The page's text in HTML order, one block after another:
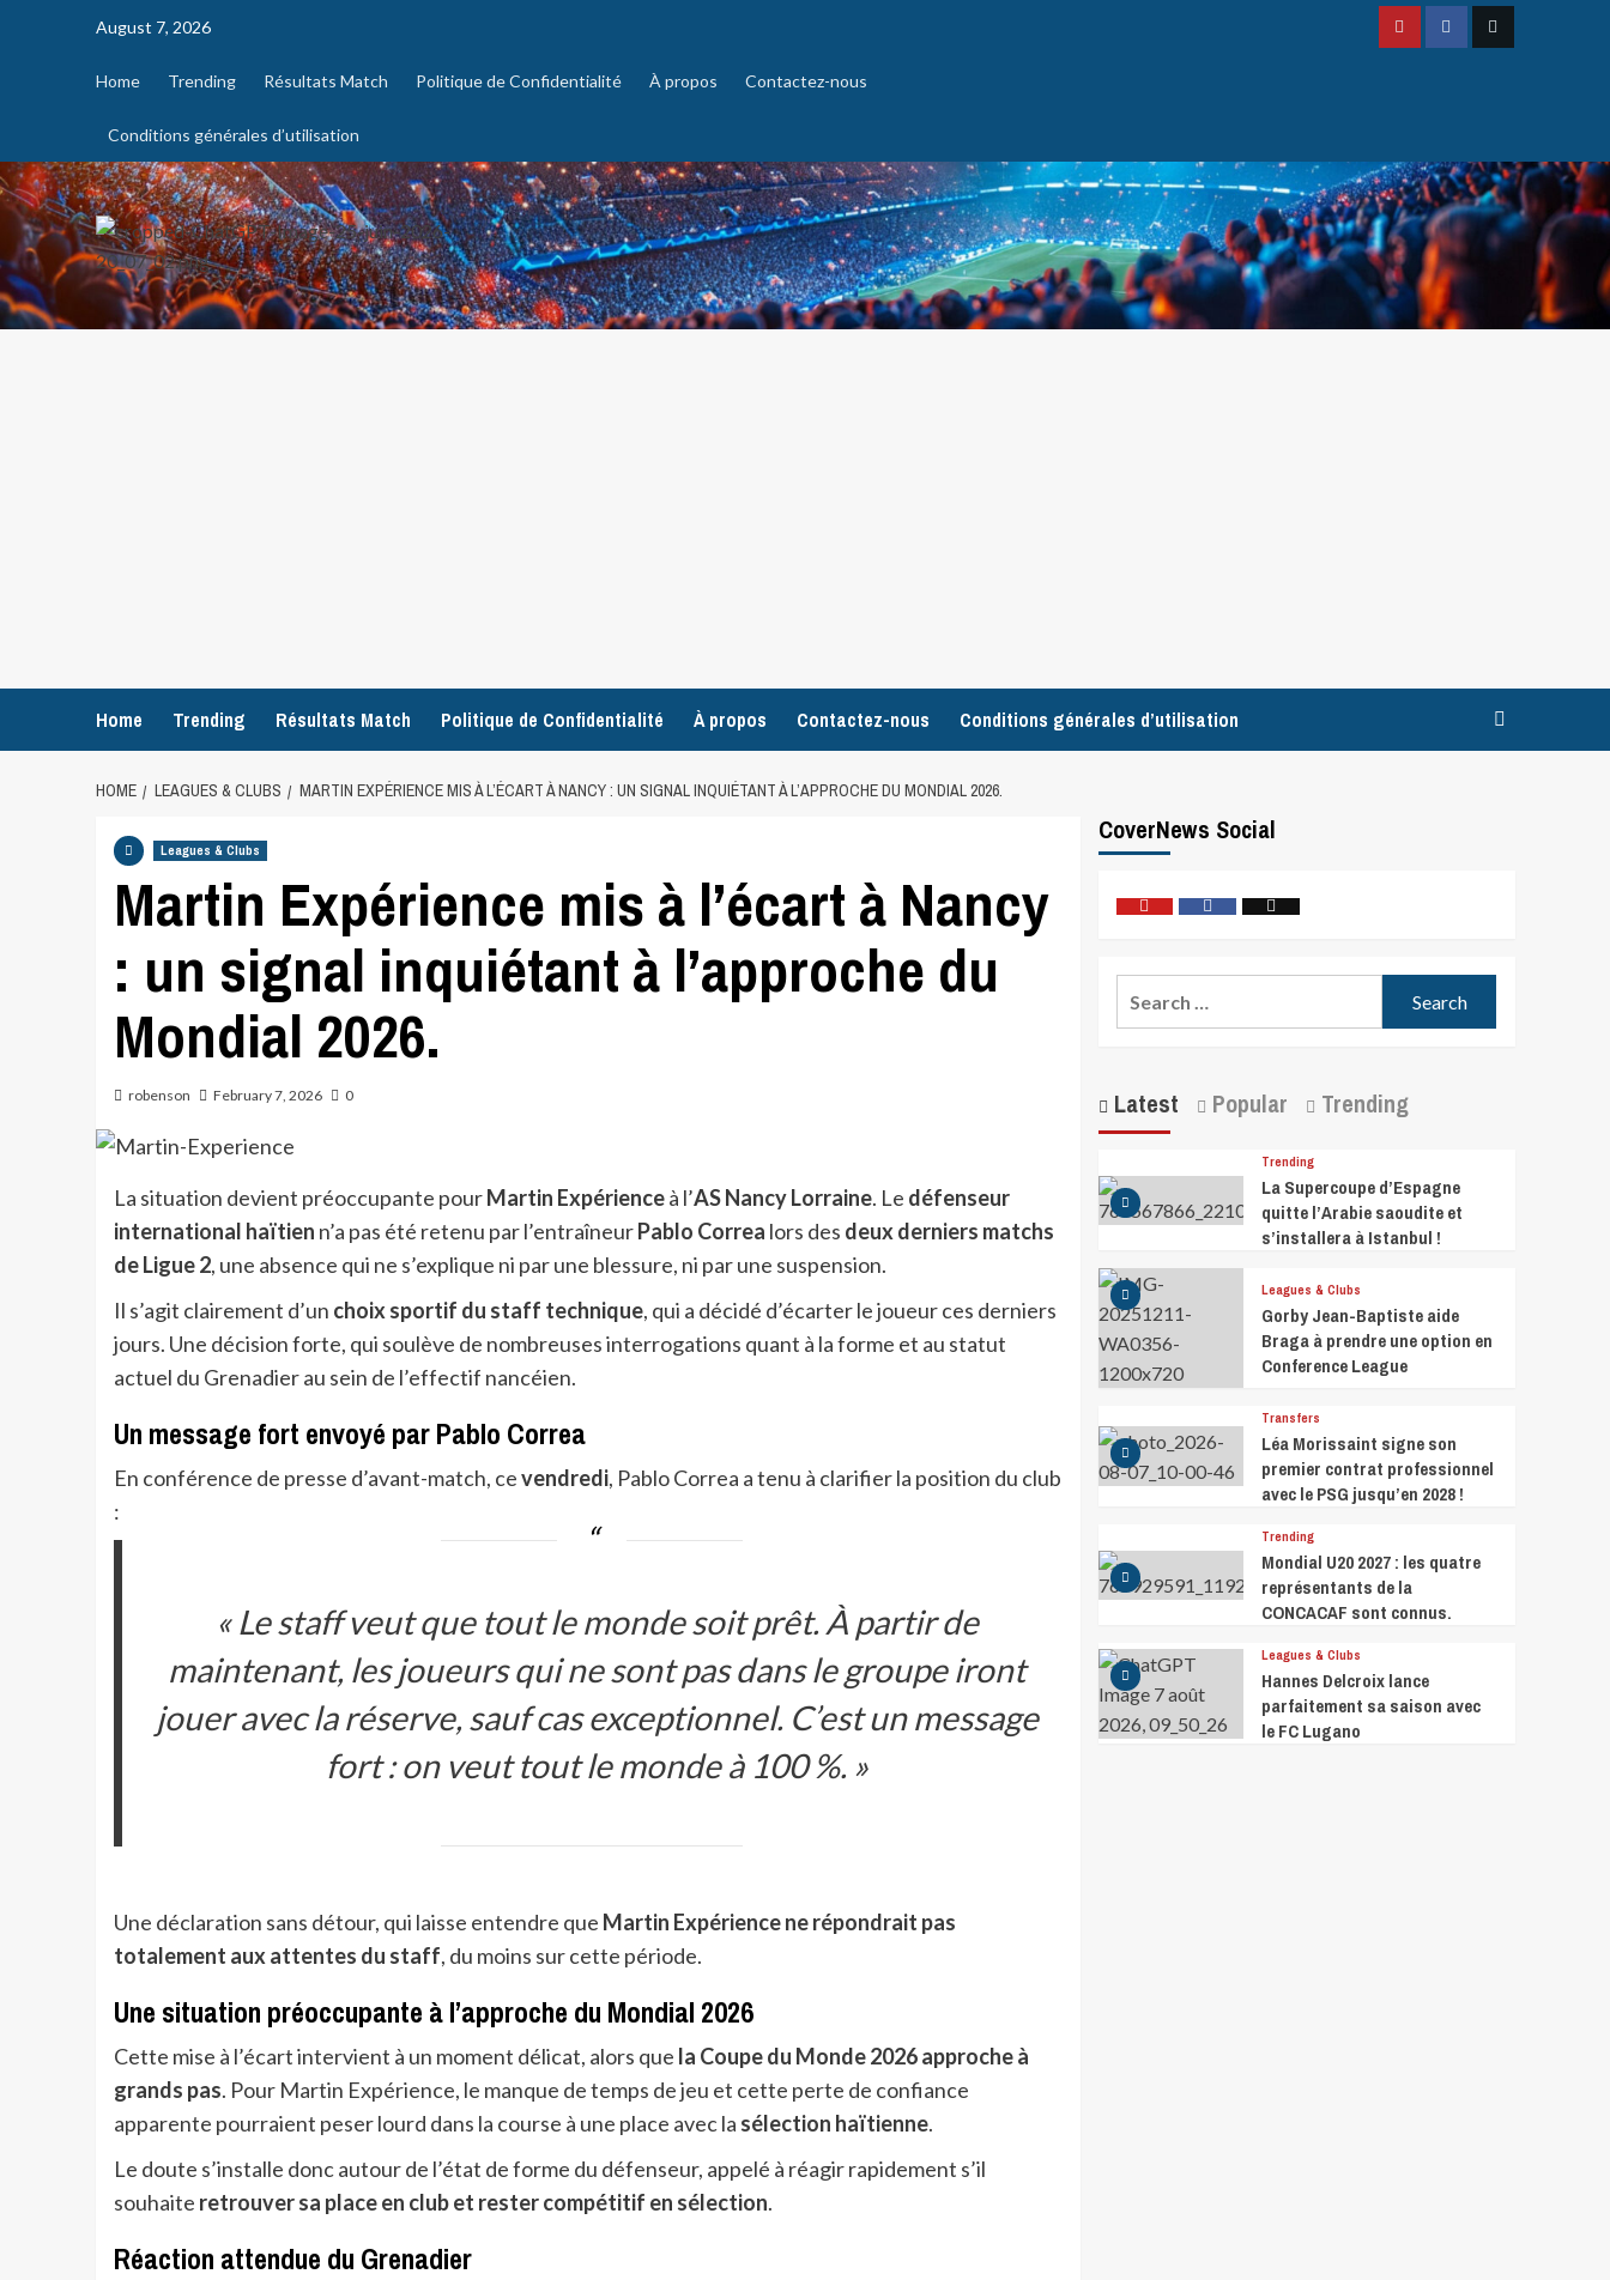
August 7, 2026
Home Trending Résultats Match Politique de Confidentialité À propos Contactez-nous
Conditions générales d’utilisation
Home Trending Résultats Match Politique de Confidentialité À propos Contactez-nous Conditions générales d’utilisation
HOME LEAGUES & CLUBS MARTIN EXPÉRIENCE MIS À L’ÉCART À NANCY : UN SIGNAL INQUIÉTANT À L’APPROCHE DU MONDIAL 2026.
Leagues & Clubs
Martin Expérience mis à l’écart à Nancy
: un signal inquiétant à l’approche du
Mondial 2026.
robenson February 7, 2026 0
La situation devient préoccupante pourMartin Expérienceà l’AS Nancy Lorraine. Le défenseur
international haïtien n’a pas été retenu par l’entraîneurPablo Correa lors des deux derniers matchs
de Ligue 2, une absence qui ne s’explique ni par une blessure, ni par une suspension.
Il s’agit clairement d’un choix sportif du staff technique, qui a décidé d’écarter le joueur ces derniers
jours. Une décision forte, qui soulève de nombreuses interrogations quant à la forme et au statut
actuel du Grenadier au sein de l’effectif nancéien.
Un message fort envoyé par Pablo Correa
En conférence de presse d’avant-match, cevendredi, Pablo Correa a tenu à clarifier la position du club
:
« Le staff veut que tout le monde soit prêt. À partir de
maintenant, les joueurs qui ne sont pas dans le groupe iront
jouer avec la réserve, sauf cas exceptionnel. C’est un message
fort : on veut tout le monde à 100 %. »
Une déclaration sans détour, qui laisse entendre que Martin Expérience ne répondrait pas
totalement aux attentes du staff, du moins sur cette période.
Une situation préoccupante à l’approche du Mondial 2026
Cette mise à l’écart intervient à un moment délicat, alors que la Coupe du Monde 2026 approche à
grands pas. Pour Martin Expérience, le manque de temps de jeu et cette perte de confiance
apparente pourraient peser lourd dans la course à une place avec la sélection haïtienne.
Le doute s’installe donc autour de l’état de forme du défenseur, appelé à réagir rapidement s’il
souhaite retrouver sa place en club et rester compétitif en sélection.
Réaction attendue du Grenadier
CoverNews Social
Latest Popular Trending
Trending
La Supercoupe d’Espagne
quitte l’Arabie saoudite et
s’installera à Istanbul !
Leagues & Clubs
Gorby Jean-Baptiste aide
Braga à prendre une option en
Conference League
Transfers
Léa Morissaint signe son
premier contrat professionnel
avec le PSG jusqu’en 2028 !
Trending
Mondial U20 2027 : les quatre
représentants de la
CONCACAF sont connus.
Leagues & Clubs
Hannes Delcroix lance
parfaitement sa saison avec
le FC Lugano